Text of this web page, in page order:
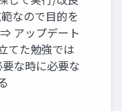
なので⽬的を
アップデート
てた勉強では
な時に必要な